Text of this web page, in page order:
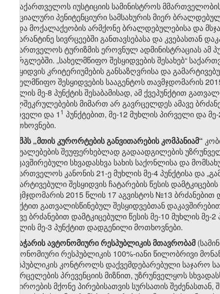
ე) საქართველოს იუსტიციის სამინისტროს
სპეციალური პენიტენციური სამსახურის მიერ
ან/და მოქალაქეობის არმქონე ბრალდებულებისა და
საკარანტინე სივრცეებში განთავსებასა და კვებასთან
საქართველოს ტურიზმის ეროვნულ ადმინისტრაციას ამ
ფარგლებში. „სახელმწიფო შესყიდვების შესახებ“
შესყიდვის კრიტერიუმების განსაზღვრისა და
სახელმწიფო შესყიდვების სააგენტოს თავმჯდომარის
მუხლის მე-8 პუნქტის შესაბამისად, ამ ქვეპუნქტით
ხელშეკრულებების მიმართ არ გავრცელდეს ამავე
პირველი და 1 ​​​1 პუნქტებით, მე-12 მუხლის პირველი და
მოთხოვნები.
. შპს „მთის კურორტების განვითარების კომპანიამ“
საშუალებების შეუფერხებლად გადაადგილების
დაკავშირებული სხვადასხვა სახის საქონლისა და
საქართველოს კანონის 21-ე მუხლის მე-4 პუნქტისა და
გამარტივებული შესყიდვის ჩატარების წესის
თავმჯდომარის 2015 წლის 17 აგვისტოს №13 ბრძანებით
პუნქტით გათვალისწინებულ შესყიდვებთან
ამავე ბრძანებით დამტკიცებული წესის მე-10 მუხლის
მუხლის მე-3 პუნქტით დადგენილი მოთხოვნები.
. აჭარის ავტონომიური რესპუბლიკის მთავრობამ
ავტონომიური რესპუბლიკის 100%-იანი წილობრივი
რესპუბლიკის კონტროლს დაქვემდებარებული საჯარო
გავრცელების პრევენციის მიზნით, უზრუნველყოს
საჭიროების მქონე პირებისათვის სურსათის